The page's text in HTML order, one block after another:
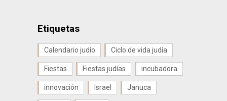
Etiquetas
Calendario judío Ciclo de vida judía
Fiestas Fiestas judías incubadora
innovación Israel Januca